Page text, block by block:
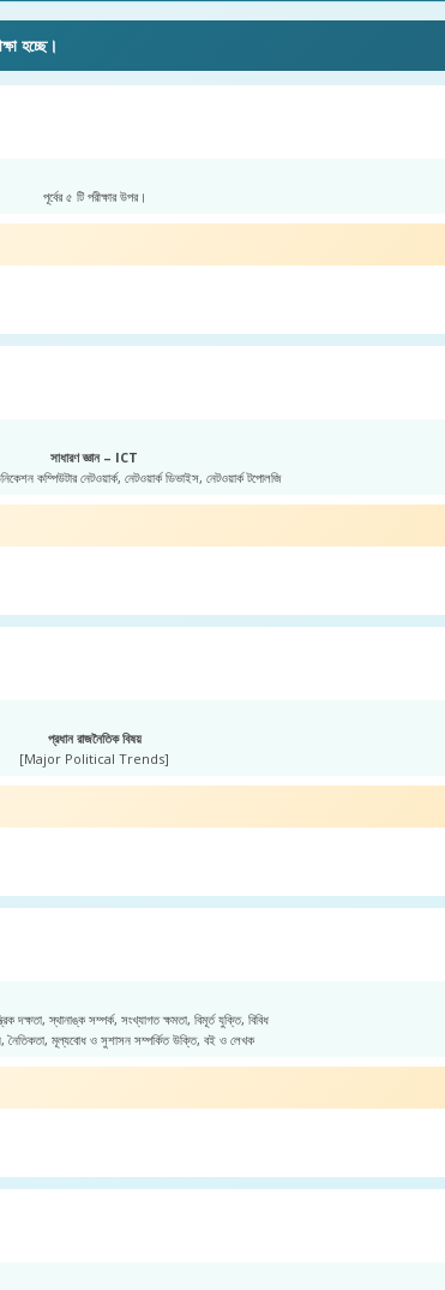
হচ্ছে।
পূর্বের ৫ টি পরীক্ষার উপর।
সাধারণ জ্ঞান – ICT
কম্পিউটার নেটওয়ার্ক, নেটওয়ার্ক ডিভাইস, নেটওয়ার্ক টপোলজি
প্রধান রাজনৈতিক বিষয়
[Major Political Trends]
দক্ষতা, স্থানাঙ্ক সম্পর্ক, সংখ্যাগত ক্ষমতা, বিমূর্ত যুক্তি, বিবিধ
নৈতিকতা, মূল্যবোধ ও সুশাসন সম্পর্কিত উক্তি, বই ও লেখক